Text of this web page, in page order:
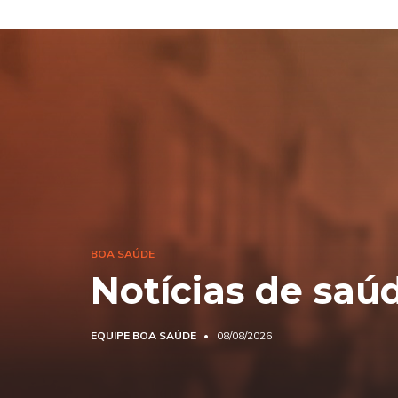
BOA SAÚDE
Notícias de
EQUIPE BOA SAÚDE 08/08/2026